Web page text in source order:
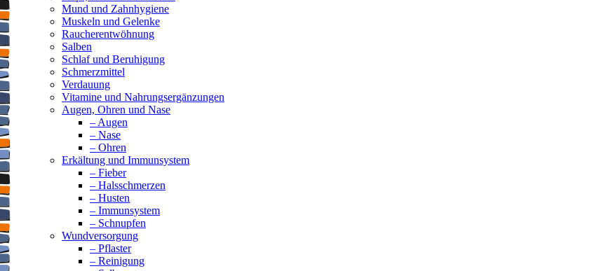
Mund und Zahnhygiene
Muskeln und Gelenke
Raucherentwöhnung
Salben
Schlaf und Beruhigung
Schmerzmittel
Verdauung
Vitamine und Nahrungsergänzungen
Augen, Ohren und Nase
– Augen
– Nase
– Ohren
Erkältung und Immunsystem
– Fieber
– Halsschmerzen
– Husten
– Immunsystem
– Schnupfen
Wundversorgung
– Pflaster
– Reinigung